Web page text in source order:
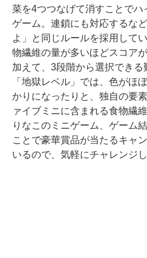
菜を4つつなげて消すことでハ
ゲーム。連鎖にも対応するな
よ」と同じルールを採用して
物繊維の量が多いほどスコア
加えて、3段階から選択でき
「地獄レベル」では、色がほ
かりになったりと、独自の要
ァイブミニに含まれる食物繊
りなこのミニゲーム、ゲーム
ことで豪華賞品が当たるキャ
いるので、気軽にチャレンジし